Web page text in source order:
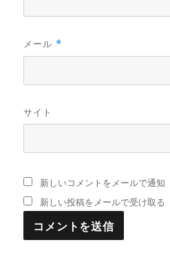
メール *
サイト
新しいコメントをメールで通知
新しい投稿をメールで受け取る